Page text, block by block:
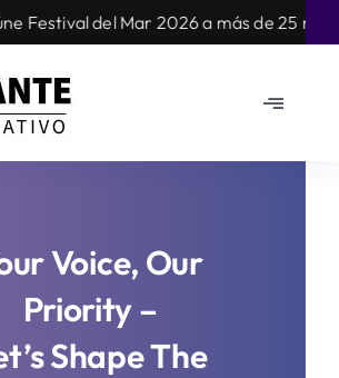
Mar 2026 a más de 25 mil personas en
Toggle
Voice, Our
Priority –
Shape The